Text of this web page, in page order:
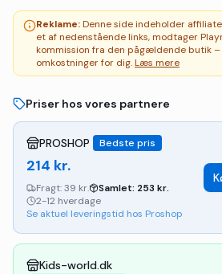
Reklame:Denne side indeholder
et af nedenstående links, modtager
kommission fra den pågældende butik –
omkostninger for dig.Læs mere
Priser hos vores partnere
PROSHOP Bedste pris
214 kr.
Fragt:39 kr. Samlet: 253 kr.
2-12 hverdage
Se aktuel leveringstid hos Proshop
Kids-world.dk